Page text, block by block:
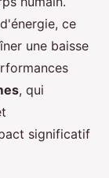
ce
une baisse
, qui
significatif